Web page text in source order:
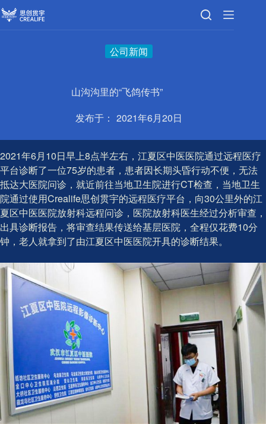
跳
至
公司新闻
山沟沟里的“飞鸽传书”
发布于： 2021年6月20日
2021年6月10日早上8点半左右，江夏区中医医院通过远程医疗
平台诊断了一位75岁的患者，患者因长期头昏行动不便，无法
抵达大医院问诊，就近前往当地卫生院进行CT检查，当地卫生
院通过使用Crealife思创贯宇的远程医疗平台，向30公里外的江
夏区中医医院放射科远程问诊，医院放射科医生经过分析审查，
出具诊断报告，将审查结果传送给基层医院，全程仅花费10分
钟，老人就拿到了由江夏区中医医院开具的诊断结果。